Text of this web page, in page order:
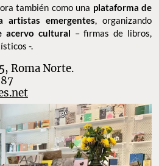
entre laslibrerías independientes
selección destacada de libros,
abarcando
arte, arquitectura, diseño y
también como una
emergentes
acervo cultural– firmas de libros,
-.
Roma Norte.